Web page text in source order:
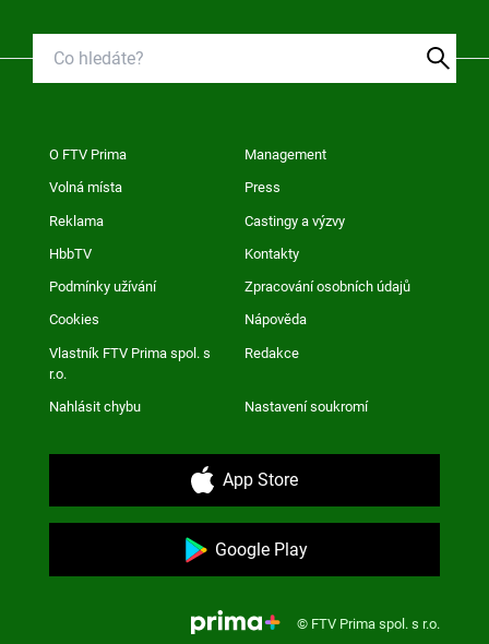
O FTV Prima Management
Volná místa Press
Reklama Castingy a výzvy
HbbTV Kontakty
Podmínky užívání Zpracování osobních údajů
Cookies Nápověda
Vlastník FTV Prima spol. s
r.o.
Redakce
Nahlásit chybu Nastavení soukromí
App Store
Google Play
© FTV Prima spol. s r.o.